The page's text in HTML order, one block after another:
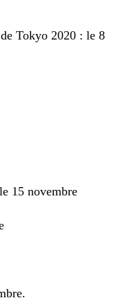
Tokyo 2020 : le 8
15 novembre